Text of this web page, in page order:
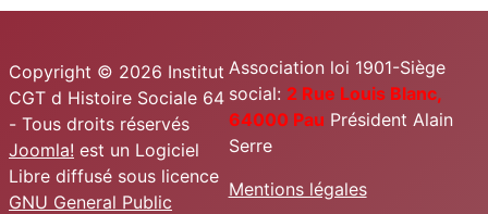
Copyright © 2026 Institut
CGT d Histoire Sociale 64
- Tous droits réservés
Joomla! est un Logiciel
Libre diffusé sous licence
GNU General Public
Association loi 1901-Siège
social: 2 Rue Louis Blanc,
64000 Pau Président Alain
Serre
Mentions légales